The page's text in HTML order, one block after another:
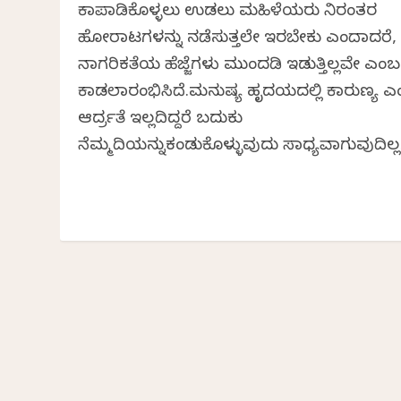
ಕಾಪಾಡಿಕೊಳ್ಳಲು ಉಡಲು ಮಹಿಳೆಯರು ನಿರಂತರ
ಹೋರಾಟಗಳನ್ನು ನಡೆಸುತ್ತಲೇ ಇರಬೇಕು ಎಂದಾದರೆ,
ನಾಗರಿಕತೆಯ ಹೆಜ್ಜೆಗಳು ಮುಂದಡಿ ಇಡುತ್ತಿಲ್ಲವೇ ಎಂಬ
ಕಾಡಲಾರಂಭಿಸಿದೆ.ಮನುಷ್ಯ ಹೃದಯದಲ್ಲಿ ಕಾರುಣ್ಯ
ಆರ್ದ್ರತೆ ಇಲ್ಲದಿದ್ದರೆ ಬದುಕು
ನೆಮ್ಮದಿಯನ್ನುಕಂಡುಕೊಳ್ಳುವುದು